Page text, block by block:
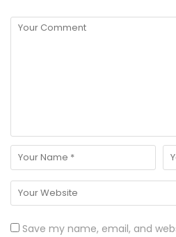
Save my name, email, and